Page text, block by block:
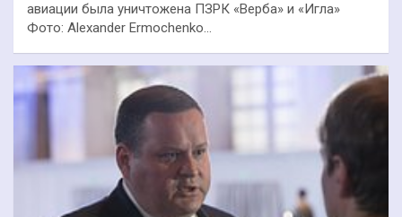
авиации была уничтожена ПЗРК «Верба» и «Игла»
Фото: Alexander Ermochenko…